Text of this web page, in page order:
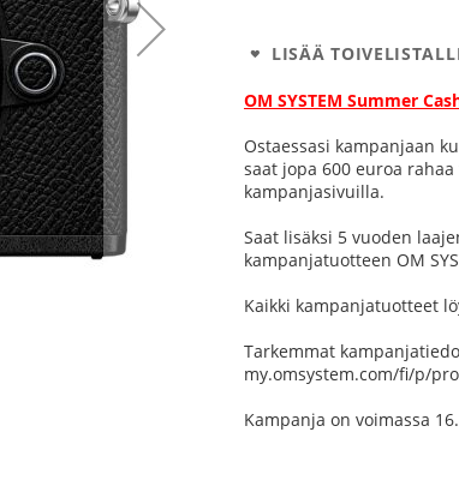
LISÄÄ
OM SYSTEM Summer
Ostaessasi kampanjaan
saat jopa 600 euroa
kampanjasivuilla.
Saat lisäksi 5 vuoden
kampanjatuotteen OM
Kaikki kampanjatuotteet
Tarkemmat
my.omsystem.com/fi/p/
Kampanja on voimassa